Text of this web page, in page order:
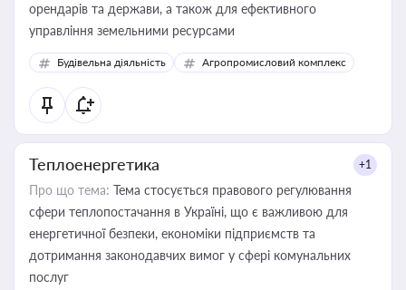
орендарів та держави, а також для ефективного
управління земельними ресурсами
Будівельна діяльність Агропромисловий комплекс
Теплоенергетика +1
Про що тема: Тема стосується правового регулювання
сфери теплопостачання в Україні, що є важливою для
енергетичної безпеки, економіки підприємств та
дотримання законодавчих вимог у сфері комунальних
послуг